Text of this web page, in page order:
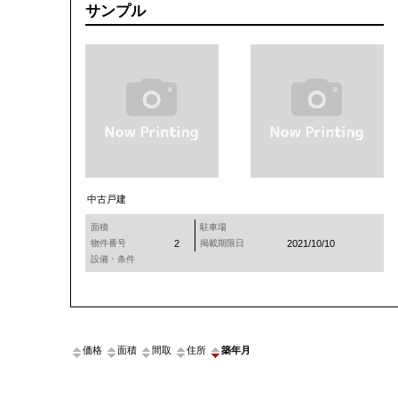
サンプル
中古戸建
面積
駐車場
物件番号
2 掲載期限日 2021/10/10
設備・条件
価格 面積 間取 住所 築年月